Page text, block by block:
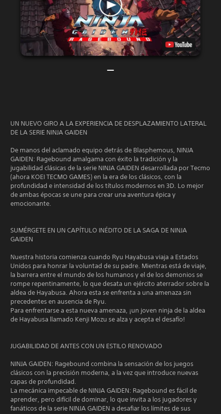
UN NUEVO GIRO A LA EXPERIENCIA DE DESPLAZAMIENTO LATERAL
DE LA SERIE NINJA GAIDEN
De manos del aclamado equipo detrás de Blasphemous, NINJA
GAIDEN: Ragebound amalgama con éxito la tradición y la
jugabilidad clásicas de la serie NINJA GAIDEN desarrollada por Tecmo
(ahora KOEI TECMO GAMES) en la era de los clásicos, con la
profundidad e intensidad de los títulos modernos en 3D. Lo mejor
de ambas épocas se une para crear una aventura épica y
emocionante.
SUMÉRGETE EN UN CAPÍTULO INÉDITO DE LA SAGA DE NINJA
GAIDEN
Nuestra historia comienza cuando Ryu Hayabusa viaja a Estados
Unidos para honrar la voluntad de su padre. Mientras está de viaje,
la barrera entre el mundo de los humanos y el de los demonios se
rompe repentinamente, lo que desata un ejército aterrador sobre la
aldea de Hayabusa. Ahora esta se enfrenta a una amenaza sin
precedentes en ausencia de Ryu.
Para enfrentarse a esta nueva amenaza, ¡un joven ninja de la aldea
de Hayabusa llamado Kenji Mozu se alza y acepta el desafío!
JUGABILIDAD DE ANTES CON UN ESTILO RENOVADO
NINJA GAIDEN: Ragebound combina la sensación de los juegos
clásicos con la precisión moderna, a la vez que introduce nuevas
capas de profundidad.
La mecánica impecable de NINJA GAIDEN: Ragebound es fácil de
aprender, pero difícil de dominar, lo que invita a los jugadores y
fanáticos de la serie NINJA GAIDEN a desafiar los límites de sus